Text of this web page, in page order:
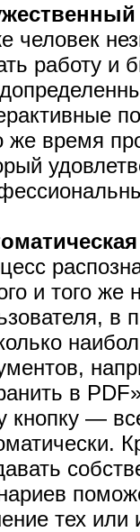
человек
работу и
же время
и того
в
в
кнопку —
тех или